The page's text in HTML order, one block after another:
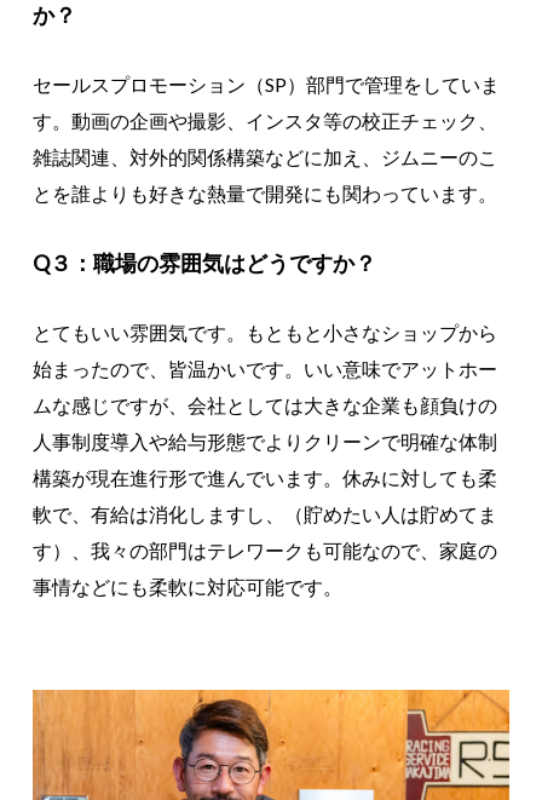
か？
セールスプロモーション（SP）部門で管理をしていま
す。動画の企画や撮影、インスタ等の校正チェック、
雑誌関連、対外的関係構築などに加え、ジムニーのこ
とを誰よりも好きな熱量で開発にも関わっています。
Q３：職場の雰囲気はどうですか？
とてもいい雰囲気です。もともと小さなショップから
始まったので、皆温かいです。いい意味でアットホー
ムな感じですが、会社としては大きな企業も顔負けの
人事制度導入や給与形態でよりクリーンで明確な体制
構築が現在進行形で進んでいます。休みに対しても柔
軟で、有給は消化しますし、（貯めたい人は貯めてま
す）、我々の部門はテレワークも可能なので、家庭の
事情などにも柔軟に対応可能です。